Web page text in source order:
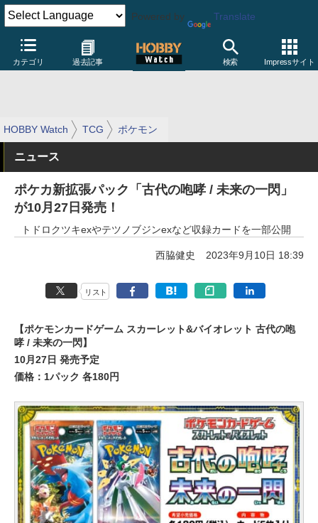
Powered by Translate
カテゴリ 過去記事 検索 Impressサイト
HOBBY Watch TCG ポケモン
ニュース
ポケカ新拡張パック「古代の咆哮 / 未来の一閃」
が10月27日発売！
トドロクツキexやテツノブジンexなど収録カードを一部公開
西脇健史 2023年9月10日 18:39
リスト
【ポケモンカードゲーム スカーレット&バイオレット 古代の咆
哮 / 未来の一閃】
10月27日 発売予定
価格：1パック 各180円